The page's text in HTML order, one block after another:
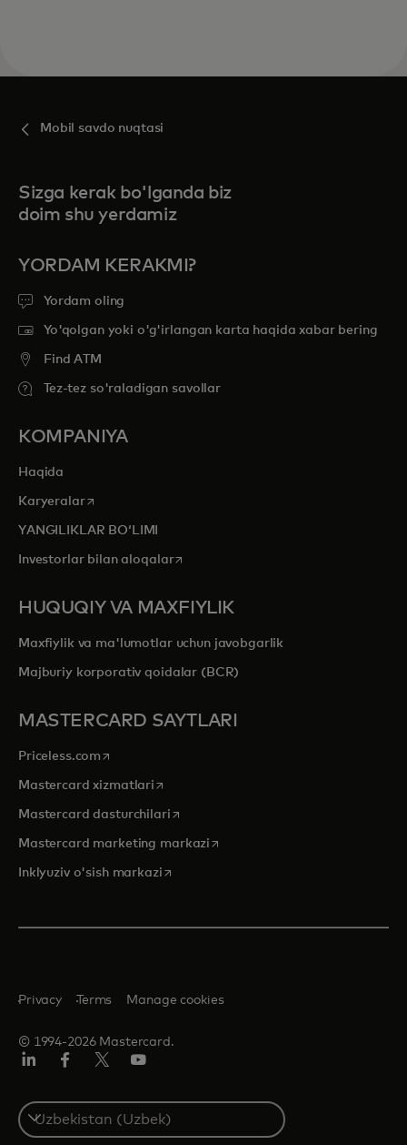
Mobil savdo nuqtasi
Sizga kerak bo'lganda biz
doim shu yerdamiz
YORDAM KERAKMI?
Yordam oling
Yo'qolgan yoki o'g'irlangan karta haqida xabar bering
Find ATM
Tez-tez so'raladigan savollar
KOMPANIYA
Haqida
Karyeralaropens in a new tab
YANGILIKLAR BOʻLIMI
Investorlar bilan aloqalaropens in a new tab
HUQUQIY VA MAXFIYLIK
Maxfiylik va ma'lumotlar uchun javobgarlik
Majburiy korporativ qoidalar (BCR)
MASTERCARD SAYTLARI
Priceless.com opens in a new tab
Mastercard xizmatlari opens in a new tab
Mastercard dasturchilariopens in a new tab
Mastercard marketing markazi opens in a new tab
Inklyuziv o'sish markaziopens in a new tab
© 1994-2026 Mastercard.
Privacy Terms Manage cookies
Select
a
country